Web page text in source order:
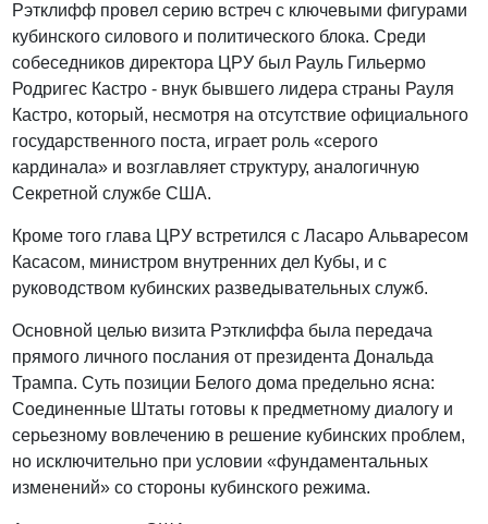
Рэтклифф провел серию встреч с ключевыми фигурами
кубинского силового и политического блока. Среди
собеседников директора ЦРУ был Рауль Гильермо
Родригес Кастро - внук бывшего лидера страны Рауля
Кастро, который, несмотря на отсутствие официального
государственного поста, играет роль «серого
кардинала» и возглавляет структуру, аналогичную
Секретной службе США.
Кроме того глава ЦРУ встретился с Ласаро Альваресом
Касасом, министром внутренних дел Кубы, и с
руководством кубинских разведывательных служб.
Основной целью визита Рэтклиффа была передача
прямого личного послания от президента Дональда
Трампа. Суть позиции Белого дома предельно ясна:
Соединенные Штаты готовы к предметному диалогу и
серьезному вовлечению в решение кубинских проблем,
но исключительно при условии «фундаментальных
изменений» со стороны кубинского режима.